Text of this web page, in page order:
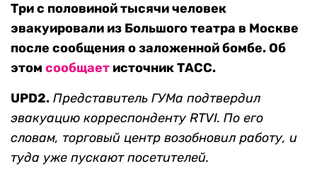
Три с половиной тысячи человек
эвакуировали из Большого театра в Москве
после сообщения о заложенной бомбе. Об
этом сообщает источник ТАСС.
UPD2. Представитель ГУМа подтвердил
эвакуацию корреспонденту RTVI. По его
словам, торговый центр возобновил работу, и
туда уже пускают посетителей.